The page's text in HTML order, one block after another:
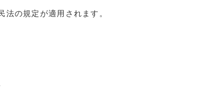
の規定が適用されます。